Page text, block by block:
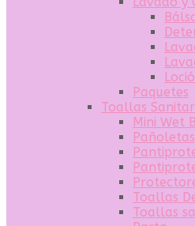
Paquetes
Toallas
Mini Wet
Pañoletas
Toallas
Toallas